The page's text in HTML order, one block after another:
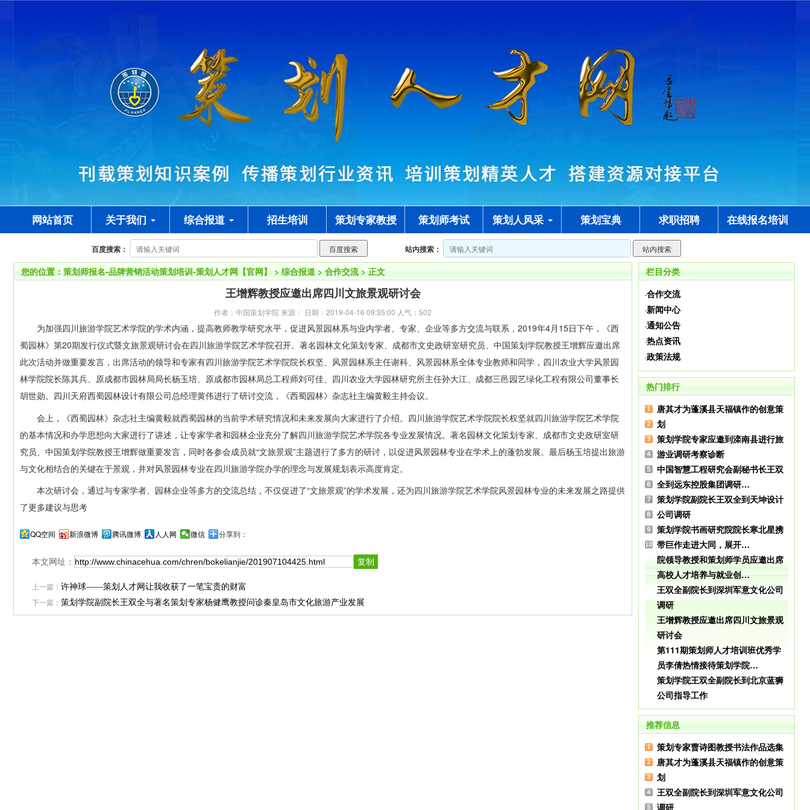
网站首页 关于我们 综合报道 招生培训 策划专家教授 策划师考试 策划人风采 策划宝典 求职招聘 在线报名培训
百度搜索： 站内搜索：
您的位置： 策划师报名-品牌营销活动策划培训-策划人才网【官网】 > 综合报道 > 合作交流> 正文
王增辉教授应邀出席四川文旅景观研讨会
作者：中国策划学院 来源： 日期：2019-04-16 09:35:00 人气： 502
为加强四川旅游学院艺术学院的学术内涵，提高教师教学研究水平，促进风景园林系与业内学者、专家、企业等多方交流与联系，2019年4月15日下午，《西
蜀园林》第20期发行仪式暨文旅景观研讨会在四川旅游学院艺术学院召开。著名园林文化策划专家、成都市文史政研室研究员、中国策划学院教授王增辉应邀出席
此次活动并做重要发言，出席活动的领导和专家有四川旅游学院艺术学院院长权坚、风景园林系主任谢科、风景园林系全体专业教师和同学，四川农业大学风景园
林学院院长陈其兵、原成都市园林局局长杨玉培、原成都市园林局总工程师刘可佳、四川农业大学园林研究所主任孙大江、成都三邑园艺绿化工程有限公司董事长
胡世勋、四川天府西蜀园林设计有限公司总经理黄伟进行了研讨交流，《西蜀园林》杂志社主编黄毅主持会议。
会上，《西蜀园林》杂志社主编黄毅就西蜀园林的当前学术研究情况和未来发展向大家进行了介绍。四川旅游学院艺术学院院长权坚就四川旅游学院艺术学院
的基本情况和办学思想向大家进行了讲述，让专家学者和园林企业充分了解四川旅游学院艺术学院各专业发展情况。著名园林文化策划专家、成都市文史政研室研
究员、中国策划学院教授王增辉做重要发言，同时各参会成员就“文旅景观”主题进行了多方的研讨，以促进风景园林专业在学术上的蓬勃发展。最后杨玉培提出旅游
与文化相结合的关键在于景观，并对风景园林专业在四川旅游学院办学的理念与发展规划表示高度肯定。
本次研讨会，通过与专家学者、园林企业等多方的交流总结，不仅促进了“文旅景观”的学术发展，还为四川旅游学院艺术学院风景园林专业的未来发展之路提供
了更多建议与思考
QQ空间 新浪微博 腾讯微博 人人网 微信 分享到：
本文网址：
上一篇： 许神球——策划人才网让我收获了一笔宝贵的财富
下一篇： 策划学院副院长王双全与著名策划专家杨健鹰教授问诊秦皇岛市文化旅游产业发展
栏目分类
·合作交流
·新闻中心
·通知公告
·热点资讯
·政策法规
热门排行
唐其才为蓬溪县天福镇作的创意策
划
策划学院专家应邀到滦南县进行旅
游业调研考察诊断
中国智慧工程研究会副秘书长王双
全到远东控股集团调研…
策划学院副院长王双全到天坤设计
公司调研
策划学院书画研究院院长寒北星携
带巨作走进大同，展开…
院领导教授和策划师学员应邀出席
高校人才培养与就业创…
王双全副院长到深圳军意文化公司
调研
王增辉教授应邀出席四川文旅景观
研讨会
第111期策划师人才培训班优秀学
员李倩热情接待策划学院…
策划学院王双全副院长到北京蓝狮
公司指导工作
推荐信息
策划专家曹诗图教授书法作品选集
唐其才为蓬溪县天福镇作的创意策
划
王双全副院长到深圳军意文化公司
调研